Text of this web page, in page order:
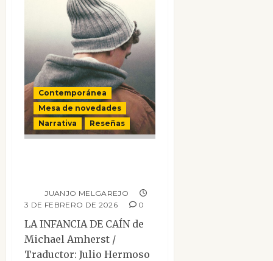
Contemporánea
Mesa de novedades
Narrativa
Reseñas
JUANJO MELGAREJO
3 DE FEBRERO DE 2026
0
LA INFANCIA DE CAÍN de
Michael Amherst /
Traductor: Julio Hermoso